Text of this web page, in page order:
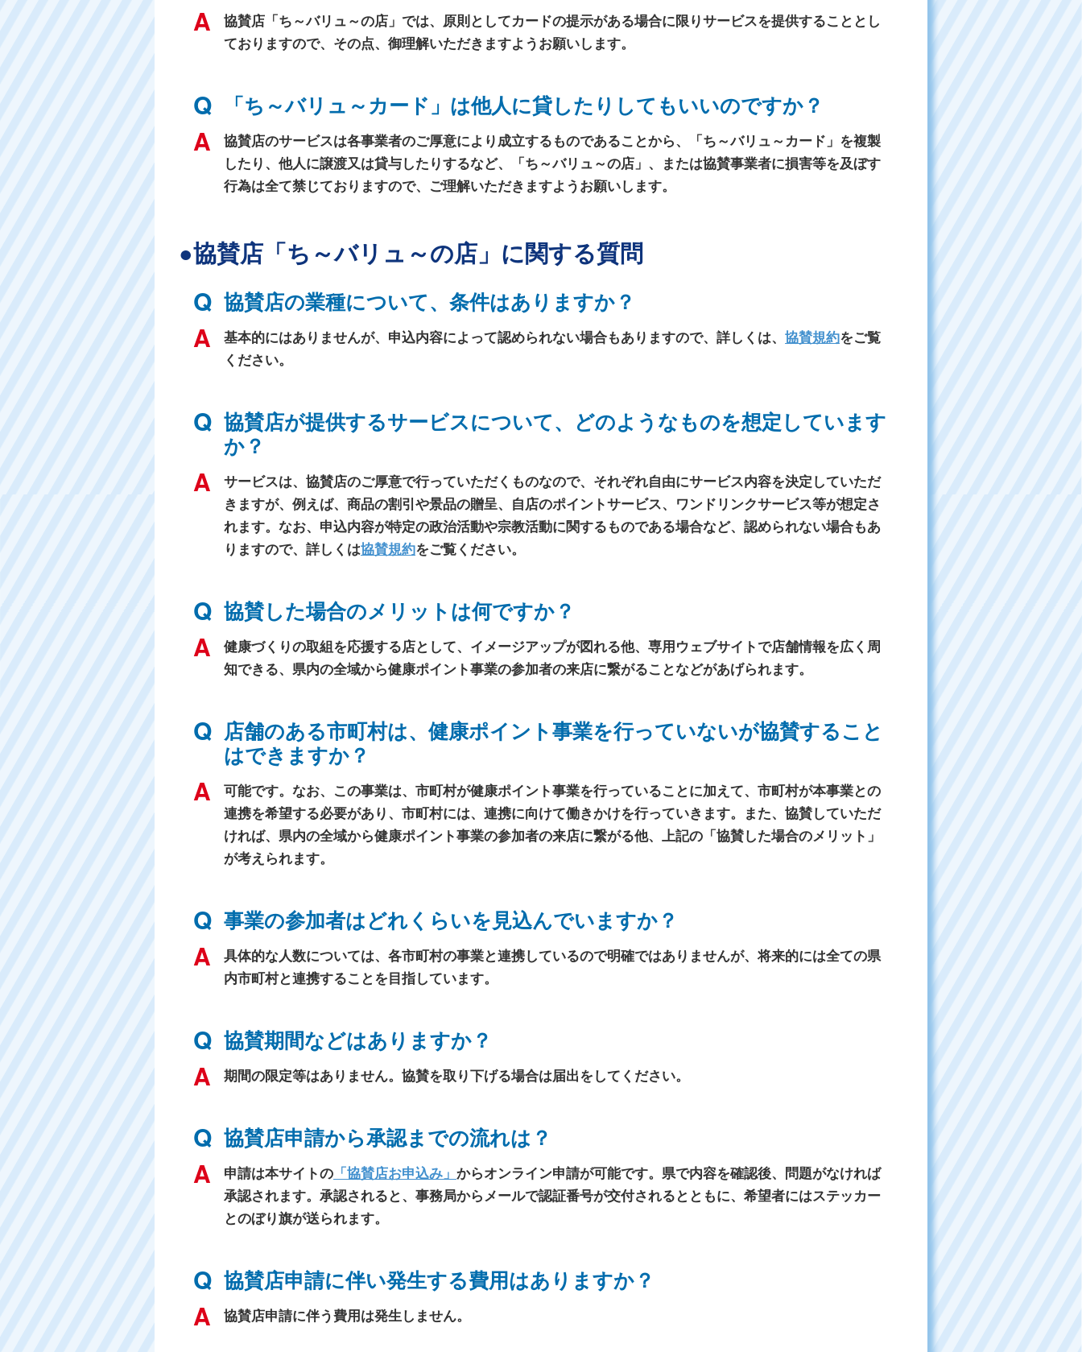
協賛店「ち～バリュ～の店」では、原則としてカードの提示がある場合に限りサービスを提供することとし
ておりますので、その点、御理解いただきますようお願いします。
「ち～バリュ～カード」は他人に貸したりしてもいいのですか？
協賛店のサービスは各事業者のご厚意により成立するものであることから、「ち～バリュ～カード」を複製
したり、他人に譲渡又は貸与したりするなど、「ち～バリュ～の店」、または協賛事業者に損害等を及ぼす
行為は全て禁じておりますので、ご理解いただきますようお願いします。
●協賛店「ち～バリュ～の店」に関する質問
協賛店の業種について、条件はありますか？
基本的にはありませんが、申込内容によって認められない場合もありますので、詳しくは、 協賛規約をご覧
ください。
協賛店が提供するサービスについて、どのようなものを想定しています
か？
サービスは、協賛店のご厚意で行っていただくものなので、それぞれ自由にサービス内容を決定していただ
きますが、例えば、商品の割引や景品の贈呈、自店のポイントサービス、ワンドリンクサービス等が想定さ
れます。なお、申込内容が特定の政治活動や宗教活動に関するものである場合など、認められない場合もあ
りますので、詳しくは協賛規約をご覧ください。
協賛した場合のメリットは何ですか？
健康づくりの取組を応援する店として、イメージアップが図れる他、専用ウェブサイトで店舗情報を広く周
知できる、県内の全域から健康ポイント事業の参加者の来店に繋がることなどがあげられます。
店舗のある市町村は、健康ポイント事業を行っていないが協賛すること
はできますか？
可能です。なお、この事業は、市町村が健康ポイント事業を行っていることに加えて、市町村が本事業との
連携を希望する必要があり、市町村には、連携に向けて働きかけを行っていきます。また、協賛していただ
ければ、県内の全域から健康ポイント事業の参加者の来店に繋がる他、上記の「協賛した場合のメリット」
が考えられます。
事業の参加者はどれくらいを見込んでいますか？
具体的な人数については、各市町村の事業と連携しているので明確ではありませんが、将来的には全ての県
内市町村と連携することを目指しています。
協賛期間などはありますか？
期間の限定等はありません。協賛を取り下げる場合は届出をしてください。
協賛店申請から承認までの流れは？
申請は本サイトの 「協賛店お申込み」 からオンライン申請が可能です。県で内容を確認後、問題がなければ
承認されます。承認されると、事務局からメールで認証番号が交付されるとともに、希望者にはステッカー
とのぼり旗が送られます。
協賛店申請に伴い発生する費用はありますか？
協賛店申請に伴う費用は発生しません。